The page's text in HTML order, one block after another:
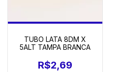
TUBO LATA 8DM X
5ALT TAMPA BRANCA
R$2,69